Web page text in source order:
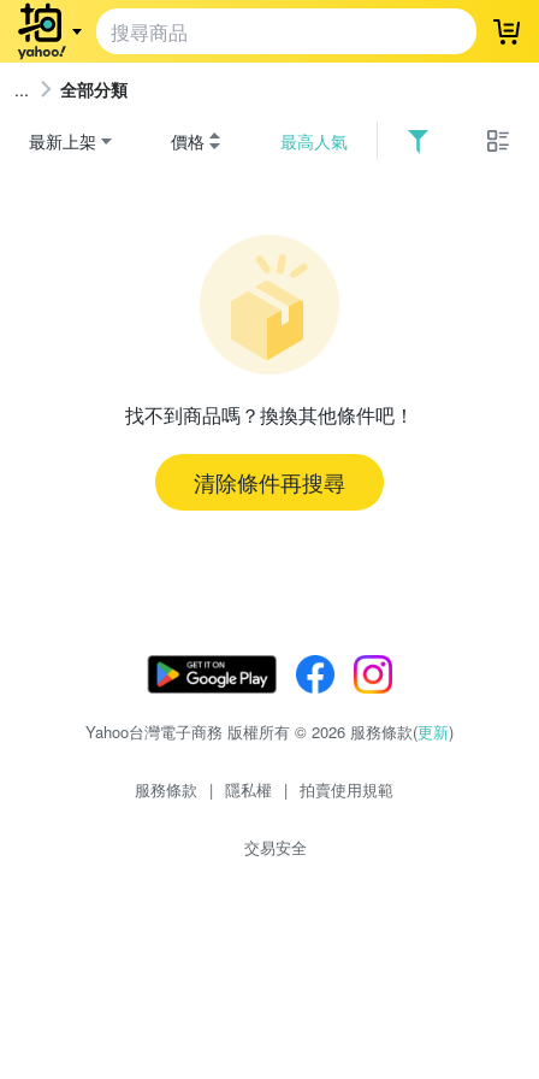
登
全部分類
最新上架 價格 最高人氣
找不到商品嗎？換換其他條件吧！
清除條件再搜尋
Yahoo台灣電子商務 版權所有 © 2026 服務條款(更新)
服務條款 | 隱私權 | 拍賣使用規範
交易安全